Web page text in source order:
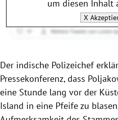
um diesen Inhalt
X
Der indische Polizeichef
Pressekonferenz, dass
eine Stunde lang vor der
Island in eine Pfeife zu